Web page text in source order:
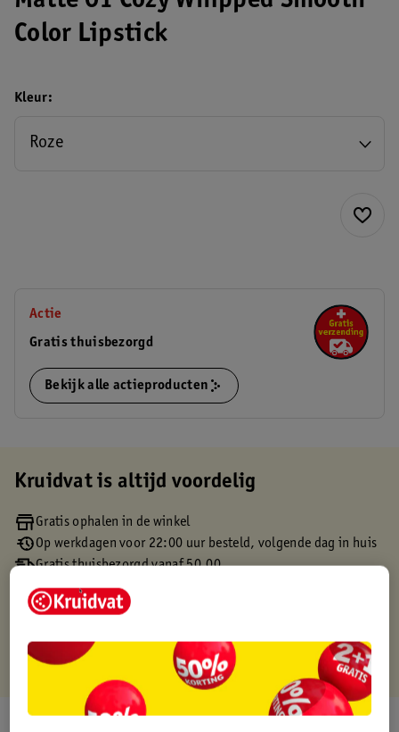
Color Lipstick
Kleur
Roze
Actie
Gratis thuisbezorgd
Bekijk alle actieproducten
Kruidvat is altijd voordelig
Gratis ophalen in de winkel
Op werkdagen voor 22:00 uur besteld, volgende dag in huis
Gratis thuisbezorgd vanaf 50.00
Gratis retourneren binnen 30 dagen
Gratis punten met je Kruidvat kaart